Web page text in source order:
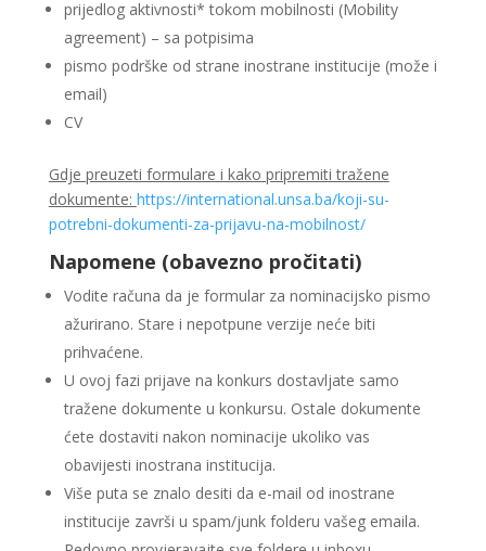
prijedlog aktivnosti* tokom mobilnosti (Mobility
agreement) – sa potpisima
pismo podrške od strane inostrane institucije (može i
email)
CV
Gdje preuzeti formulare i kako pripremiti tražene
dokumente: https://international.unsa.ba/koji-su-
potrebni-dokumenti-za-prijavu-na-mobilnost/
Napomene (obavezno pročitati)
Vodite računa da je formular za nominacijsko pismo
ažurirano. Stare i nepotpune verzije neće biti
prihvaćene.
U ovoj fazi prijave na konkurs dostavljate samo
tražene dokumente u konkursu. Ostale dokumente
ćete dostaviti nakon nominacije ukoliko vas
obavijesti inostrana institucija.
Više puta se znalo desiti da e-mail od inostrane
institucije završi u spam/junk folderu vašeg emaila.